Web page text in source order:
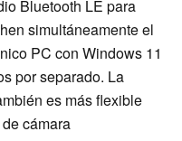
Bluetooth LE para
simultáneamente el
PC con Windows 11
por separado. La
es más flexible
cámara